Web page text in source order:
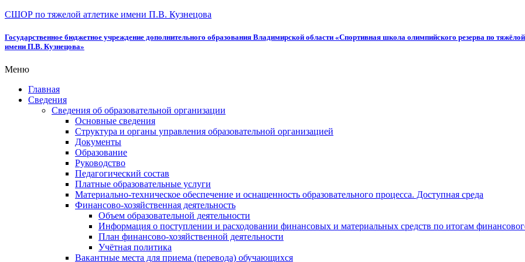
СШОР по тяжелой атлетике имени П.В. Кузнецова
Государственное бюджетное учреждение дополнительного образования Владимирской области «Спортивная школа олимпийского резерва по
имени П.В. Кузнецова»
Меню
Главная
Сведения
Сведения об образовательной организации
Основные сведения
Структура и органы управления образовательной организацией
Документы
Образование
Руководство
Педагогический состав
Платные образовательные услуги
Материально-техническое обеспечение и оснащенность образовательного процесса. Доступная среда
Финансово-хозяйственная деятельность
Объем образовательной деятельности
Информация о поступлении и расходовании финансовых и материальных средств по итогам
План финансово-хозяйственной деятельности
Учётная политика
Вакантные места для приема (перевода) обучающихся